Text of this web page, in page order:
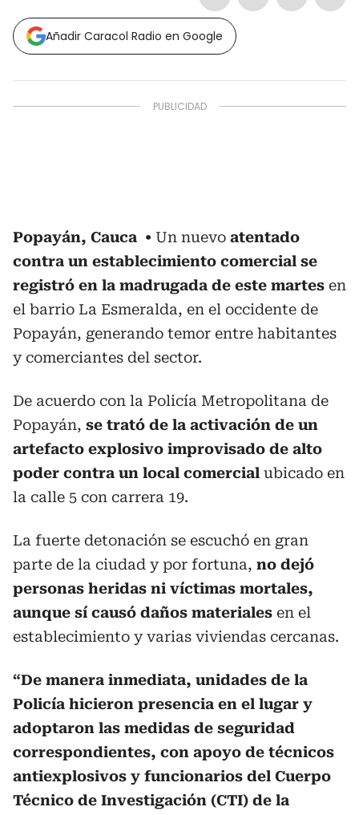
Añadir Caracol Radio en Google
Popayán, Cauca Un nuevo atentado
contra un establecimiento comercial se
registró en la madrugada de este martes en
el barrio La Esmeralda, en el occidente de
Popayán, generando temor entre habitantes
y comerciantes del sector.
De acuerdo con la Policía Metropolitana de
Popayán, se trató de la activación de un
artefacto explosivo improvisado de alto
poder contra un local comercial ubicado en
la calle 5 con carrera 19.
La fuerte detonación se escuchó en gran
parte de la ciudad y por fortuna, no dejó
personas heridas ni víctimas mortales,
aunque sí causó daños materiales en el
establecimiento y varias viviendas cercanas.
“De manera inmediata, unidades de la
Policía hicieron presencia en el lugar y
adoptaron las medidas de seguridad
correspondientes, con apoyo de técnicos
antiexplosivos y funcionarios del Cuerpo
Técnico de Investigación (CTI) de la